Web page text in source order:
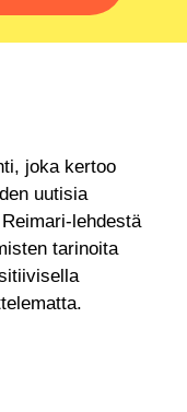
joka kertoo
uutisia
lehdestä
tarinoita